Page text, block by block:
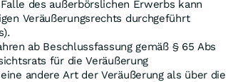
des außerbörslichen Erwerbs kann
Veräußerungsrechts durchgeführt
ab Beschlussfassung gemäß § 65 Abs
für die Veräußerung
andere Art der Veräußerung als über die